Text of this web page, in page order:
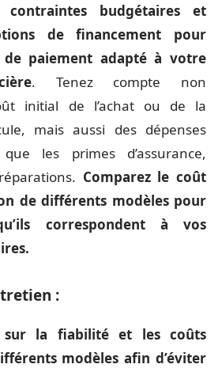
contraintes budgétaires et
de financement pour
paiement adapté à votre
. Tenez compte non
initial de l’achat ou de la
mais aussi des dépenses
les primes d’assurance,
Comparez le coût
de différents modèles pour
correspondent à vos
:
sur la fiabilité et les coûts
modèles afin d’éviter